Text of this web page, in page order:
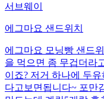
서브웨이
에그마요 샌드위치
에그마요 모닝빵 샌드
을 먹으면 좀 무겁더라
이죠? 저거 하나에 두
다고보면됩니다~ 포만